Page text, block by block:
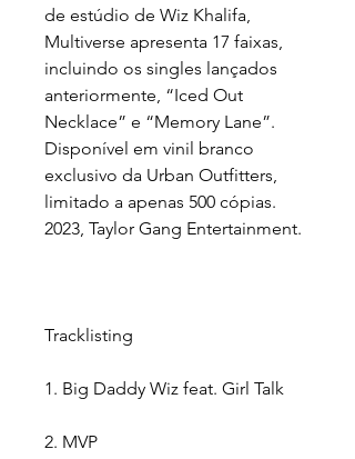
de estúdio de Wiz Khalifa,
Multiverse apresenta 17 faixas,
incluindo os singles lançados
anteriormente, “Iced Out
Necklace” e “Memory Lane”.
Disponível em vinil branco
exclusivo da Urban Outfitters,
limitado a apenas 500 cópias.
2023, Taylor Gang Entertainment.
Tracklisting
1. Big Daddy Wiz feat. Girl Talk
2. MVP